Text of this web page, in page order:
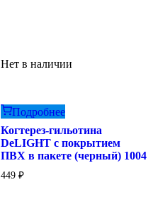
Нет в наличии
Подробнее
Когтерез-гильотина
DeLIGHT с покрытием
ПВХ в пакете (черный) 1004
449 ₽